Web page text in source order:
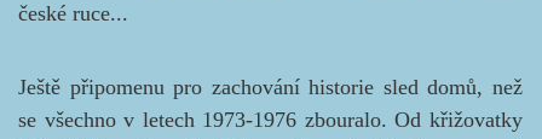
české ruce...
Ještě připomenu pro zachování historie sled domů, než
se všechno v letech 1973-1976 zbouralo. Od křižovatky